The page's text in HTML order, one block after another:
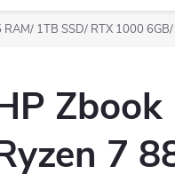
1TB SSD/ RTX 1000
7